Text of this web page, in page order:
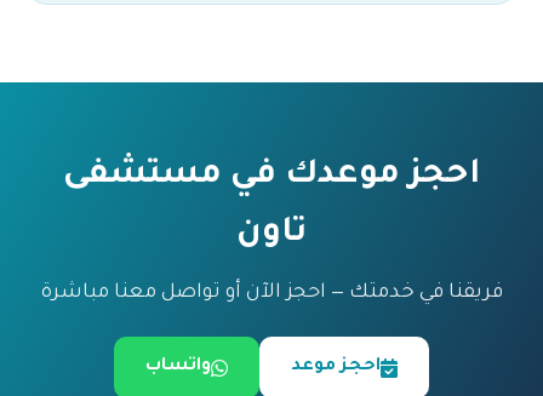
احجز موعدك في مستشفى
تاون
فريقنا في خدمتك — احجز الآن أو تواصل معنا مباشرة
احجز موعد واتساب